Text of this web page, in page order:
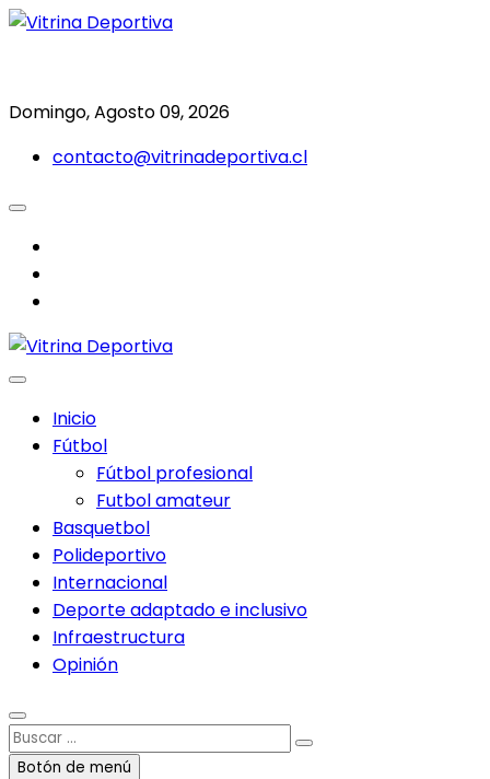
Saltar
Domingo, Agosto 09, 2026
contacto@vitrinadeportiva.cl
Inicio
Fútbol
Fútbol profesional
Futbol amateur
Basquetbol
Polideportivo
Internacional
Deporte adaptado e inclusivo
Infraestructura
Opinión
Buscar
…Botón de menú